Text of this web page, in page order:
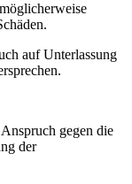
auf Unterlassung
gegen die
der